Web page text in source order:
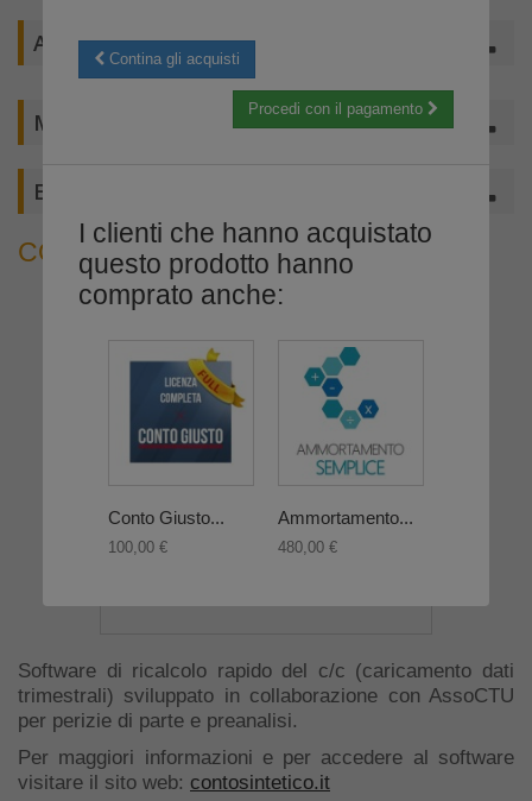
Contina gli acquisti
Procedi con il pagamento
I clienti che hanno acquistato
questo prodotto hanno
comprato anche:
Conto Giusto...
100,00 €
Ammortamento...
480,00 €
ASSISTENZA
MENU
EVENTI ASSOCTU
CONTO SINTETICO - 12 MESI
Software di ricalcolo rapido del c/c (caricamento dati
trimestrali) sviluppato in collaborazione con AssoCTU
per perizie di parte e preanalisi.
Per maggiori informazioni e per accedere al software
visitare il sito web: contosintetico.it